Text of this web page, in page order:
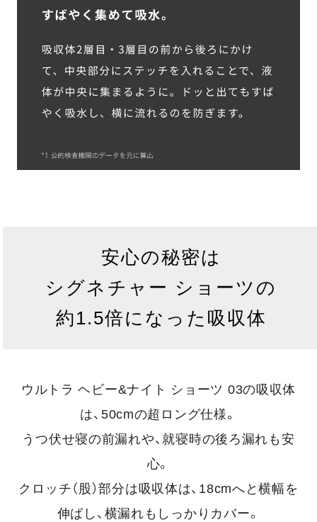
安心の秘密は
シグネチャー ショーツの
約1.5倍になった吸収体
ウルトラ ヘビー&ナイト ショーツ 03の吸収体
は、50cmの超ロング仕様。
うつ伏せ寝の前漏れや、就寝時の後ろ漏れも安
心。
クロッチ（股）部分は吸収体は、18cmへと横幅を
伸ばし、横漏れもしっかりカバー。